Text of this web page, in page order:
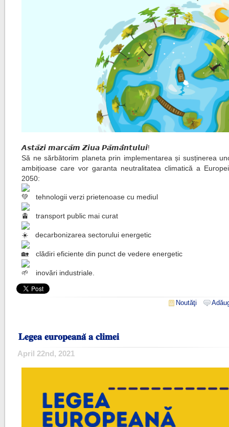
𝘼𝙨𝙩𝙖̆𝙯𝙞 𝙢𝙖𝙧𝙘𝙖̆𝙢 𝙕𝙞𝙪𝙖 𝙋𝙖̆𝙢𝙖̂𝙣𝙩𝙪𝙡𝙪𝙞!
Să ne sărbătorim planeta prin implementarea și susținerea
ambițioase care vor garanta neutralitatea climatică a
2050:
tehnologii verzi prietenoase cu mediul
transport public mai curat
decarbonizarea sectorului energetic
clădiri eficiente din punct de vedere energetic
inovări industriale.
Noutăţi
𝐋𝐞𝐠𝐞𝐚 𝐞𝐮𝐫𝐨𝐩𝐞𝐚𝐧𝐚̆ 𝐚 𝐜𝐥𝐢𝐦𝐞𝐢
April 22nd, 2021